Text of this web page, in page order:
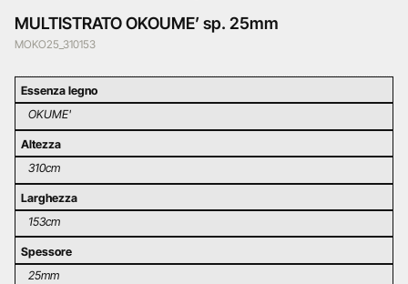
MULTISTRATO OKOUME’ sp. 25mm
MOKO25_310153
Essenza legno
OKUME'
Altezza
310cm
Larghezza
153cm
Spessore
25mm